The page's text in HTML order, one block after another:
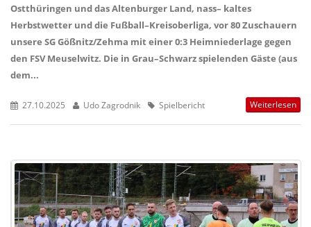
Ostthüringen und das Altenburger Land, nass– kaltes
Herbstwetter und die Fußball–Kreisoberliga, vor 80 Zuschauern
unsere SG Gößnitz/Zehma mit einer 0:3 Heimniederlage gegen
den FSV Meuselwitz. Die in Grau–Schwarz spielenden Gäste (aus
dem...
27.10.2025 Udo Zagrodnik Spielbericht Weiterlesen